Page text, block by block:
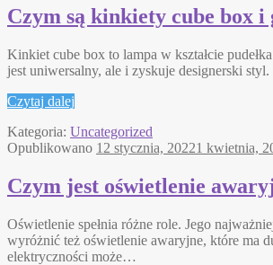
Czym są kinkiety cube box i
Kinkiet cube box to lampa w kształcie
jest uniwersalny, ale i zyskuje designerski
Czytaj dalej
Kategoria: Uncategorized
Opublikowano 12 stycznia, 20221 kwietnia,
Czym jest oświetlenie
Oświetlenie spełnia różne role. Jego
wyróżnić też oświetlenie awaryjne, które ma
elektryczności może…